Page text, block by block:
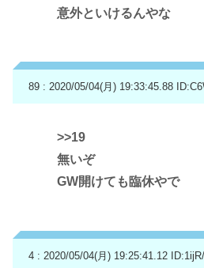
意外といけるんやな
89 : 2020/05/04(月) 19:33:45.88
>>19
無いぞ
GW開けても臨休やで
4 : 2020/05/04(月) 19:25:41.12